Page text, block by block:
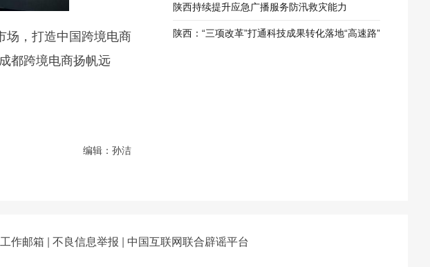
场，打造中国跨境电商
都跨境电商扬帆远
编辑：孙洁
应
陕西持续提升应急广播服务防汛救灾能力
陕西：“三项改革”打通科技成果转化落地“高速路”
工作邮箱 不良信息举报 中国互联网联合辟谣平台